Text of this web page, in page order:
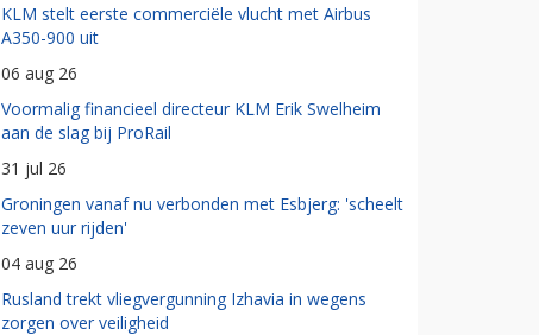
KLM stelt eerste commerciële vlucht met Airbus
A350-900 uit
06 aug 26
Voormalig financieel directeur KLM Erik Swelheim
aan de slag bij ProRail
31 jul 26
Groningen vanaf nu verbonden met Esbjerg: 'scheelt
zeven uur rijden'
04 aug 26
Rusland trekt vliegvergunning Izhavia in wegens
zorgen over veiligheid